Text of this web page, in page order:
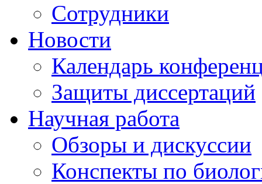
Сотрудники
Новости
Календарь
Защиты диссертаций
Научная работа
Обзоры и дискуссии
Конспекты по